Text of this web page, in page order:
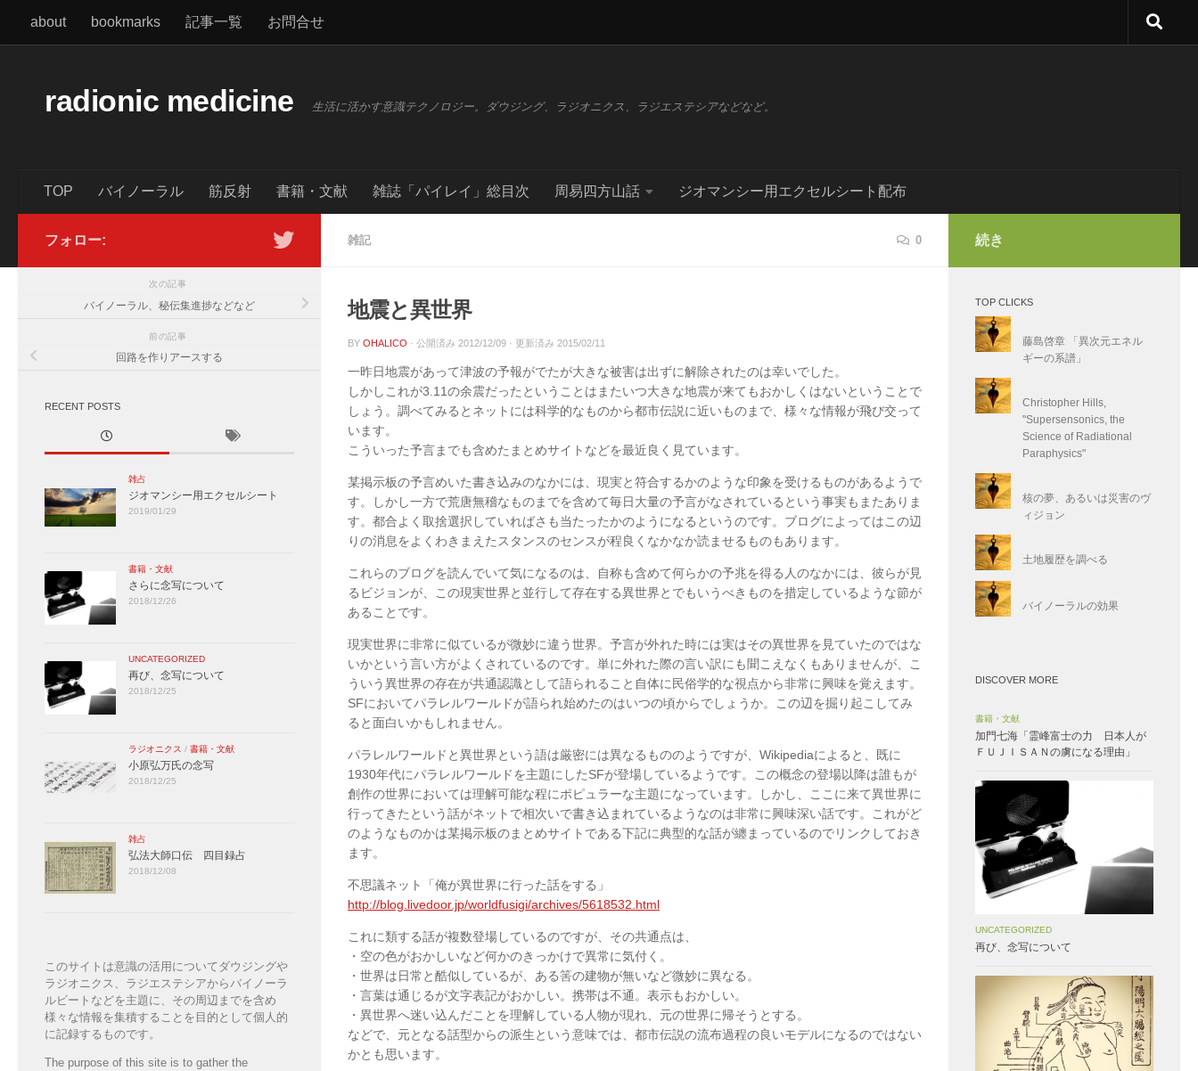
コンテンツへスキップ
about bookmarks 記事一覧 お問合せ
radionic medicine 生活に活かす意識テクノロジー。ダウジング、ラジオニクス、ラジエステシアなどなど。
TOP バイノーラル 筋反射 書籍・文献 雑誌「パイレイ」総目次 周易四方山話 ジオマンシー用エクセルシート配布
雑記 0
地震と異世界
BY OHALICO · 公開済み 2012/12/09 · 更新済み 2015/02/11
一昨日地震があって津波の予報がでたが大きな被害は出ずに解除されたのは幸いでした。
しかしこれが3.11の余震だったということはまたいつ大きな地震が来てもおかしくはないということで
しょう。調べてみるとネットには科学的なものから都市伝説に近いものまで、様々な情報が飛び交って
います。
こういった予言までも含めたまとめサイトなどを最近良く見ています。
某掲示板の予言めいた書き込みのなかには、現実と符合するかのような印象を受けるものがあるようで
す。しかし一方で荒唐無稽なものまでを含めて毎日大量の予言がなされているという事実もまたありま
す。都合よく取捨選択していればさも当たったかのようになるというのです。ブログによってはこの辺
りの消息をよくわきまえたスタンスのセンスが程良くなかなか読ませるものもあります。
これらのブログを読んでいて気になるのは、自称も含めて何らかの予兆を得る人のなかには、彼らが見
るビジョンが、この現実世界と並行して存在する異世界とでもいうべきものを措定しているような節が
あることです。
現実世界に非常に似ているが微妙に違う世界。予言が外れた時には実はその異世界を見ていたのではな
いかという言い方がよくされているのです。単に外れた際の言い訳にも聞こえなくもありませんが、こ
ういう異世界の存在が共通認識として語られること自体に民俗学的な視点から非常に興味を覚えます。
SFにおいてパラレルワールドが語られ始めたのはいつの頃からでしょうか。この辺を掘り起こしてみ
ると面白いかもしれません。
パラレルワールドと異世界という語は厳密には異なるもののようですが、Wikipediaによると、既に
1930年代にパラレルワールドを主題にしたSFが登場しているようです。この概念の登場以降は誰もが
創作の世界においては理解可能な程にポピュラーな主題になっています。しかし、ここに来て異世界に
行ってきたという話がネットで相次いで書き込まれているようなのは非常に興味深い話です。これがど
のようなものかは某掲示板のまとめサイトである下記に典型的な話が纏まっているのでリンクしておき
ます。
不思議ネット「俺が異世界に行った話をする」
http://blog.livedoor.jp/worldfusigi/archives/5618532.html
これに類する話が複数登場しているのですが、その共通点は、
・空の色がおかしいなど何かのきっかけで異常に気付く。
・世界は日常と酷似しているが、ある筈の建物が無いなど微妙に異なる。
・言葉は通じるが文字表記がおかしい。携帯は不通。表示もおかしい。
・異世界へ迷い込んだことを理解している人物が現れ、元の世界に帰そうとする。
などで、元となる話型からの派生という意味では、都市伝説の流布過程の良いモデルになるのではない
かとも思います。
フォロー:
次の記事
バイノーラル、秘伝集進捗などなど
前の記事
回路を作りアースする
RECENT POSTS
雑占
ジオマンシー用エクセルシート
2019/01/29
書籍・文献
さらに念写について
2018/12/26
UNCATEGORIZED
再び、念写について
2018/12/25
ラジオニクス / 書籍・文献
小原弘万氏の念写
2018/12/25
雑占
弘法大師口伝 四目録占
2018/12/08
このサイトは意識の活用についてダウジングや
ラジオニクス、ラジエステシアからバイノーラ
ルビートなどを主題に、その周辺までを含め
様々な情報を集積することを目的として個人的
に記録するものです。
The purpose of this site is to gather the
続き
TOP CLICKS
藤島啓章 「異次元エネル
ギーの系譜」
Christopher Hills,
"Supersensonics, the
Science of Radiational
Paraphysics"
核の夢、あるいは災害のヴ
ィジョン
土地履歴を調べる
バイノーラルの効果
DISCOVER MORE
書籍・文献
加門七海「霊峰富士の力 日本人が
ＦＵＪＩＳＡＮの虜になる理由」
UNCATEGORIZED
再び、念写について